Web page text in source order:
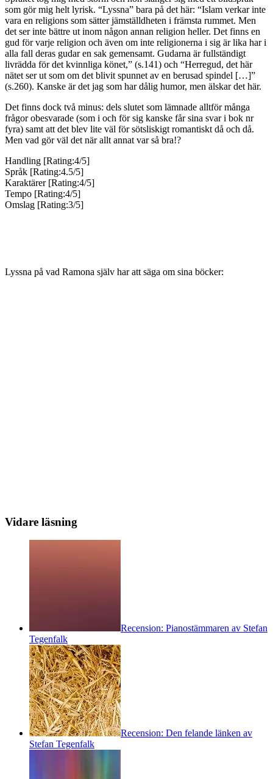
som gör mig helt lyrisk. “Lyssna” bara på det här: “Islam verkar inte
vara en religions som sätter jämställdheten i främsta rummet. Men
det ser inte bättre ut inom någon annan religion heller. Det finns en
gud för varje religion och även om inte religionerna i sig är lika har i
alla fall deras gudar en sak gemensamt. Gudarna är fullständigt
livrädda för det kvinnliga könet,” (s.141) och “Herregud, det här
nätet ser ut som om det blivit spunnet av en berusad spindel […]”
(s.260). Kanske är det jag som har dålig humor, men älskar det här.
Det finns dock två minus: dels slutet som lämnade alltför många
frågor obesvarade (som i och för sig kanske får sina svar i bok nr
fyra) samt att det blev lite väl för sötsliskigt romantiskt då och då.
Men vad gör väl det när allt annat var så bra!?
Handling [Rating:4/5]
Språk [Rating:4.5/5]
Karaktärer [Rating:4/5]
Tempo [Rating:4/5]
Omslag [Rating:3/5]
Lyssna på vad Ramona själv har att säga om sina böcker:
Vidare läsning
Recension: Pianostämmaren av Stefan
Tegenfalk
Recension: Den felande länken av
Stefan Tegenfalk